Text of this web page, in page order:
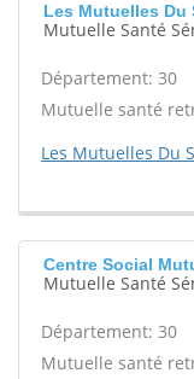
Les Mutuelles Du
Mutuelle Santé
Département: 30
Mutuelle santé
Les Mutuelles Du
Centre Social
Mutuelle Santé
Département: 30
Mutuelle santé